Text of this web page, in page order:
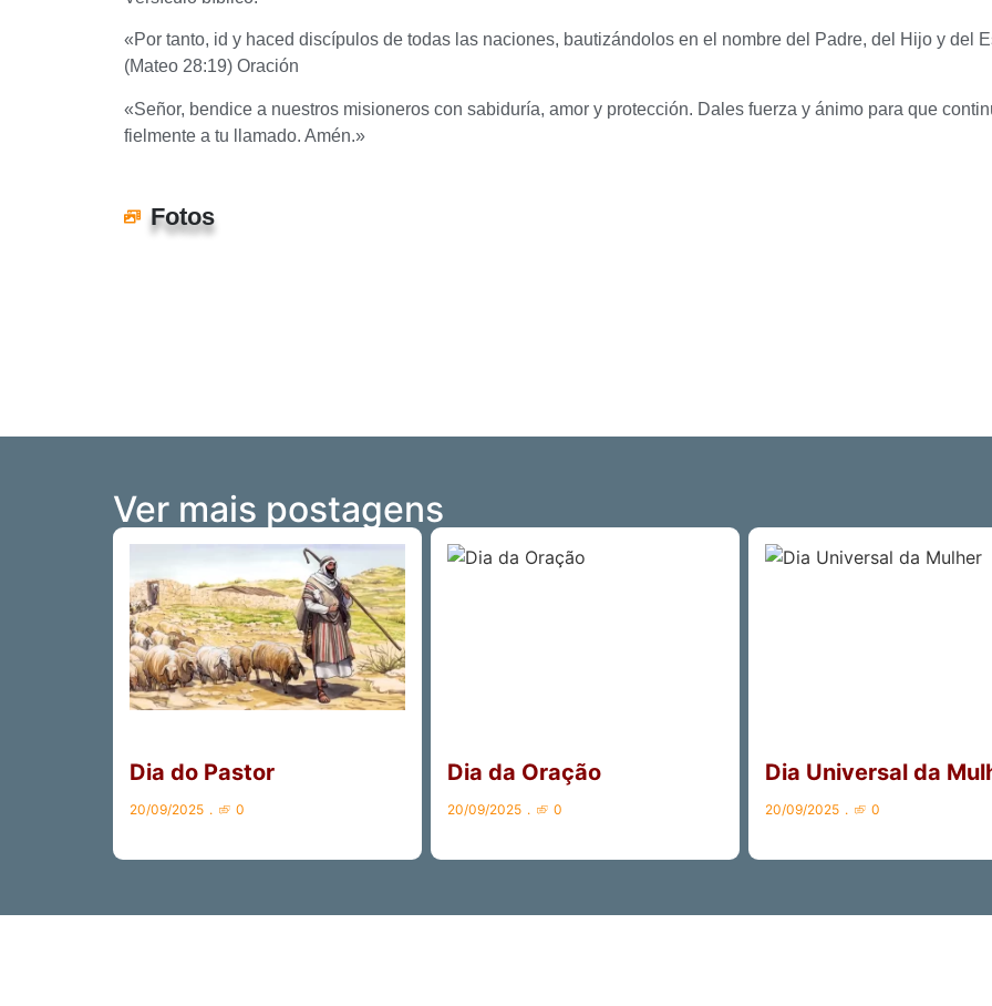
«Por tanto, id y haced discípulos de todas las naciones, bautizándolos en el nombre del Padre, del Hijo y del
(Mateo 28:19) Oración
«Señor, bendice a nuestros misioneros con sabiduría, amor y protección. Dales fuerza y ​​ánimo para que
fielmente a tu llamado. Amén.»
Fotos
Ver mais postagens
Dia do Pastor
20/09/2025 0
Dia da Oração
20/09/2025 0
Dia Universal da
20/09/2025 0